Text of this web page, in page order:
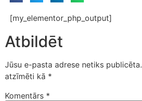
[my_elementor_php_output]
Atbildēt
Jūsu e-pasta adrese netiks publicēta.
atzīmēti kā *
Komentārs *